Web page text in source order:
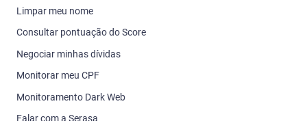
Limpar meu nome
Consultar pontuação do Score
Negociar minhas dívidas
Monitorar meu CPF
Monitoramento Dark Web
Falar com a Serasa